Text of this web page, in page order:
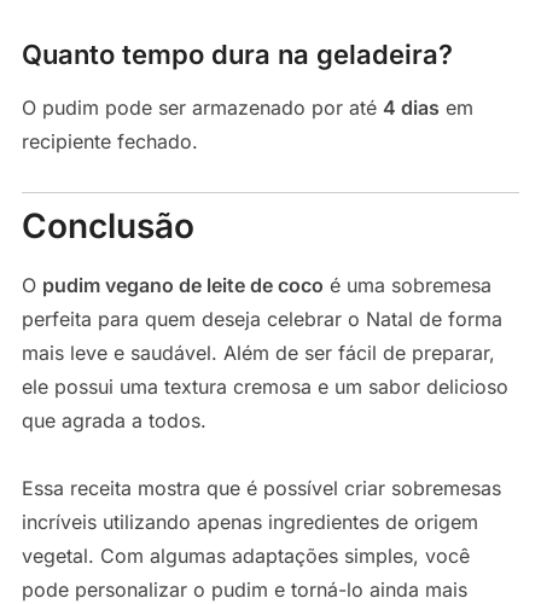
Quanto tempo dura na geladeira?
O pudim pode ser armazenado por até 4 dias em
recipiente fechado.
Conclusão
O pudim vegano de leite de coco é uma sobremesa
perfeita para quem deseja celebrar o Natal de forma
mais leve e saudável. Além de ser fácil de preparar,
ele possui uma textura cremosa e um sabor delicioso
que agrada a todos.
Essa receita mostra que é possível criar sobremesas
incríveis utilizando apenas ingredientes de origem
vegetal. Com algumas adaptações simples, você
pode personalizar o pudim e torná-lo ainda mais